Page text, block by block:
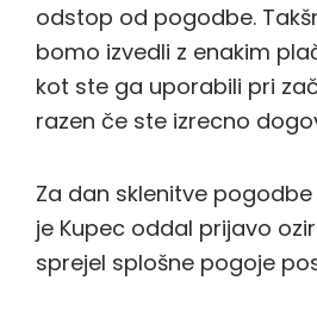
odstop od pogodbe.
bomo izvedli z enakim
kot ste ga uporabili pri
razen če ste izrecno
Za dan sklenitve
je Kupec oddal prijavo
sprejel splošne pogoje